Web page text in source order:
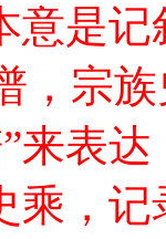
意是
，宗
来表
乘，